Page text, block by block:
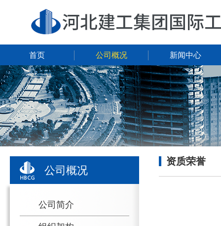
首页 公司概况 新闻中心
公司概况
公司简介
资质荣誉